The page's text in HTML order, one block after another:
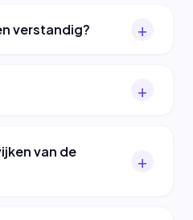
verstandig?
van de